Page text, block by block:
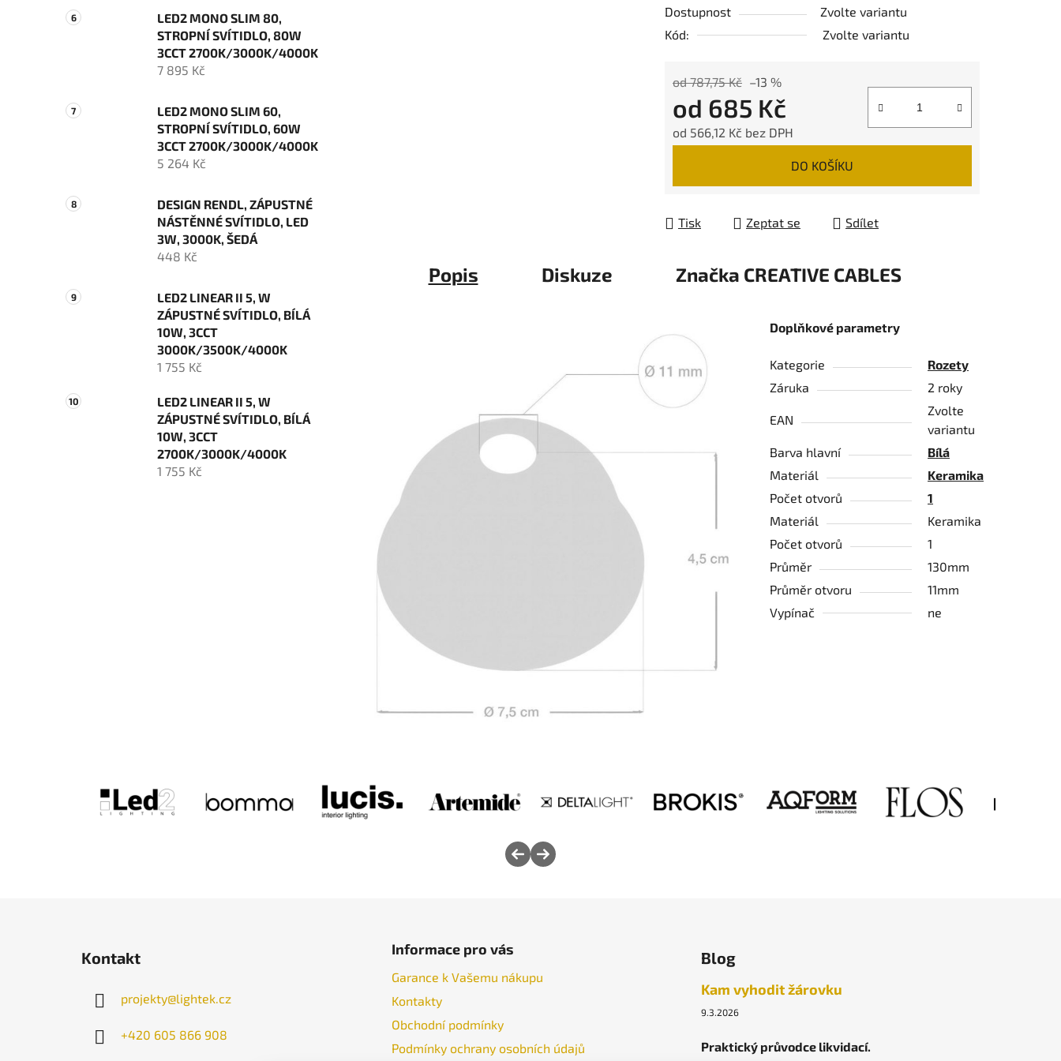
LED2 MONO SLIM 80,
STROPNÍ SVÍTIDLO, 80W
3CCT 2700K/3000K/4000K
7 895 Kč
LED2 MONO SLIM 60,
STROPNÍ SVÍTIDLO, 60W
3CCT 2700K/3000K/4000K
5 264 Kč
DESIGN RENDL, ZÁPUSTNÉ
NÁSTĚNNÉ SVÍTIDLO, LED
3W, 3000K, ŠEDÁ
448 Kč
LED2 LINEAR II 5, W
ZÁPUSTNÉ SVÍTIDLO, BÍLÁ
10W, 3CCT
3000K/3500K/4000K
1 755 Kč
LED2 LINEAR II 5, W
ZÁPUSTNÉ SVÍTIDLO, BÍLÁ
10W, 3CCT
2700K/3000K/4000K
1 755 Kč
Dostupnost
Zvolte variantu
Kód:
Zvolte variantu
od 787,75 Kč –13 %
od 685 Kč
od 566,12 Kč bez DPH
DO KOŠÍKU
Tisk Zeptat se Sdílet
Popis Diskuze Značka CREATIVE CABLES
Doplňkové parametry
Kategorie
Rozety
Záruka
2 roky
EAN
Zvolte
variantu
Barva hlavní
Bílá
Materiál
Keramika
Počet otvorů
1
Materiál
Keramika
Počet otvorů
1
Průměr
130mm
Průměr otvoru
11mm
Vypínač
ne
Kontakt
projekty@lightek.cz
+420 605 866 908
Informace pro vás
Garance k Vašemu nákupu
Kontakty
Obchodní podmínky
Podmínky ochrany osobních údajů
Blog
Kam vyhodit žárovku
9.3.2026
Praktický průvodce likvidací.